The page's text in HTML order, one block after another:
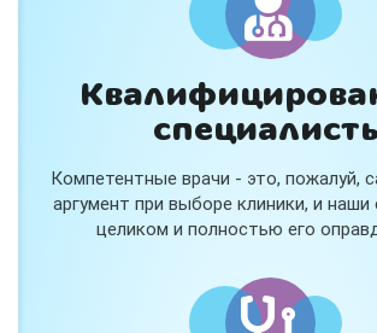
Компетентные врачи - это, пожалуй,
аргумент при выборе клиники, и
целиком и полностью его